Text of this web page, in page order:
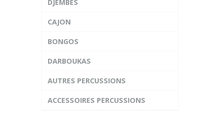
DJEMBES
CAJON
BONGOS
DARBOUKAS
AUTRES PERCUSSIONS
ACCESSOIRES PERCUSSIONS